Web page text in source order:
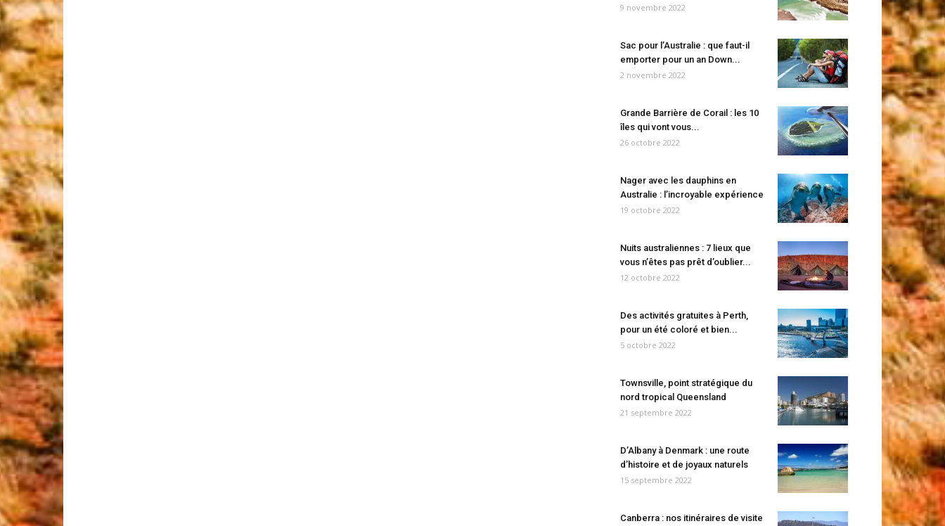
9 novembre 2022
Sac pour l’Australie : que faut-il
emporter pour un an Down...
2 novembre 2022
Grande Barrière de Corail : les 10
îles qui vont vous...
26 octobre 2022
Nager avec les dauphins en
Australie : l’incroyable expérience
19 octobre 2022
Nuits australiennes : 7 lieux que
vous n’êtes pas prêt d’oublier...
12 octobre 2022
Des activités gratuites à Perth,
pour un été coloré et bien...
5 octobre 2022
Townsville, point stratégique du
nord tropical Queensland
21 septembre 2022
D’Albany à Denmark : une route
d’histoire et de joyaux naturels
15 septembre 2022
Canberra : nos itinéraires de visite